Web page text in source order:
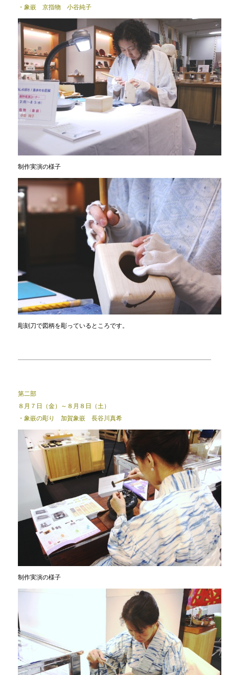
・象嵌 京指物 小谷純子
制作実演の様子
彫刻刀で図柄を彫っているところです。
第二部
８月７日（金）～８月８日（土）
・象嵌の彫り 加賀象嵌 長谷川真希
制作実演の様子